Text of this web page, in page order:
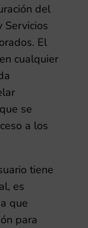
del
Servicios
El
cualquier
se
a los
tiene
es
que
para